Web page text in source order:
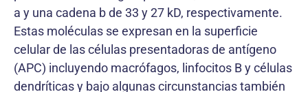
a y una cadena b de 33 y 27 kD, respectivamente.
Estas moléculas se expresan en la superficie
celular de las células presentadoras de antígeno
(APC) incluyendo macrófagos, linfocitos B y células
dendríticas y bajo algunas circunstancias también